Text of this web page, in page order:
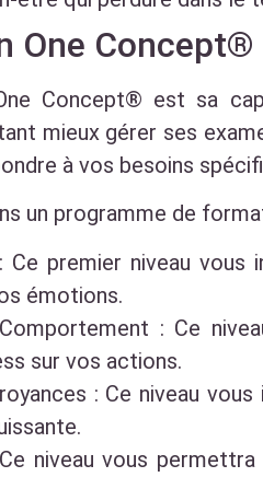
One Concept®
Concept® est sa
mieux gérer ses
à vos besoins
un programme de
Ce premier niveau
émotions.
: Ce
sur vos actions.
: Ce niveau
niveau vous